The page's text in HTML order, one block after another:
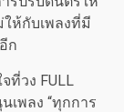
ให้กับเพลงที่มี
ก
ที่วง FULL
พลง “ทุกการ